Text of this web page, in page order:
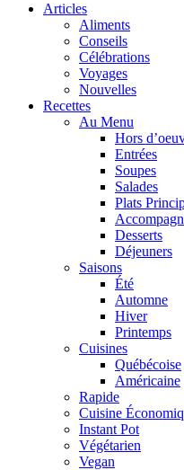
Articles
Aliments
Conseils
Célébrations
Voyages
Nouvelles
Recettes
Au Menu
Hors
Entrées
Soupes
Salades
Plats
Desserts
Déjeuners
Saisons
Été
Automne
Hiver
Printemps
Cuisines
Québécoise
Américaine
Rapide
Cuisine
Instant Pot
Végétarien
Vegan